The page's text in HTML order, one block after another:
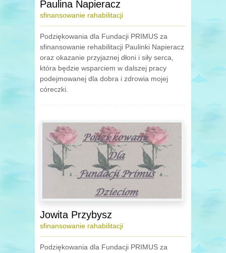
Paulina Napieracz
sfinansowanie rahabilitacji
Podziękowania dla Fundacji PRIMUS za
sfinansowanie rehabilitacji Paulinki Napieracz
oraz okazanie przyjaznej dłoni i siły serca,
która będzie wsparciem w dalszej pracy
podejmowanej dla dobra i zdrowia mojej
córeczki.
Jowita Przybysz
sfinansowanie rahabilitacji
Podziękowania dla Fundacji PRIMUS za